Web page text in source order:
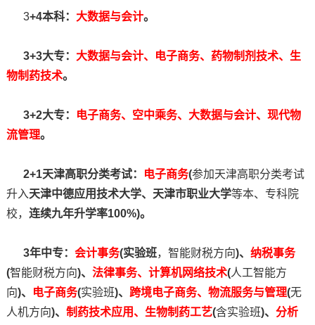
3+4本科： 大数据与会计。
3+3大专： 大数据与会计、电子商务、药物制剂技术、生
物制药技术。
3+2大专：
电子商务、空中乘务、大数据与会计、现代物
流管理。
2+1天津高职分类考试： 电子商务(参加天津高职分类考试
升入天津中德应用技术大学、天津市职业大学等本、专科院
校， 连续九年升学率100%)。
3年中专： 会计事务(实验班，智能财税方向)、 纳税事务
(智能财税方向)、 法律事务、计算机网络技术(人工智能方
向)、 电子商务(实验班)、 跨境电子商务、物流服务与管理(无
人机方向)、 制药技术应用、生物制药工艺(含实验班)、 分析